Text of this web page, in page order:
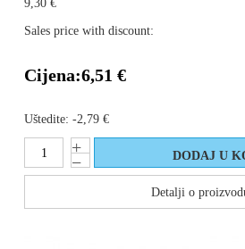
9,30 €
Sales price with discount:
Cijena:6,51 €
Uštedite: -2,79 €
Detalji o